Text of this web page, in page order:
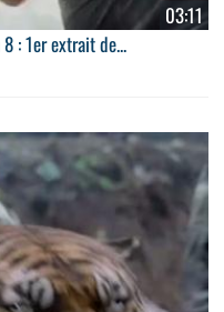
03:11
: 1er extrait de...